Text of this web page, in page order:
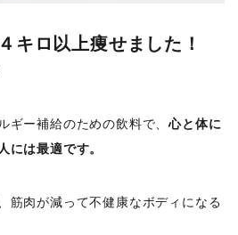
キロ以上痩せました！
ギー補給のための飲料で、心と体に
には最適です。
筋肉が減って不健康なボディになる